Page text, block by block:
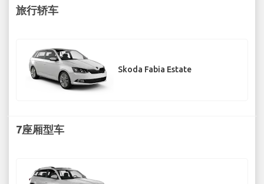
旅行轿车
Skoda Fabia Estate
7座厢型车